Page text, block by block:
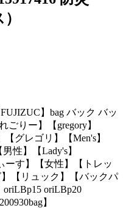
】bag バック バッ
ごりー】【gregory】
【グレゴリ】【Men's】
性】【Lady's】
ーす】【女性】【トレッ
【リュック】【バックパ
oriLBp15 oriLBp20
】